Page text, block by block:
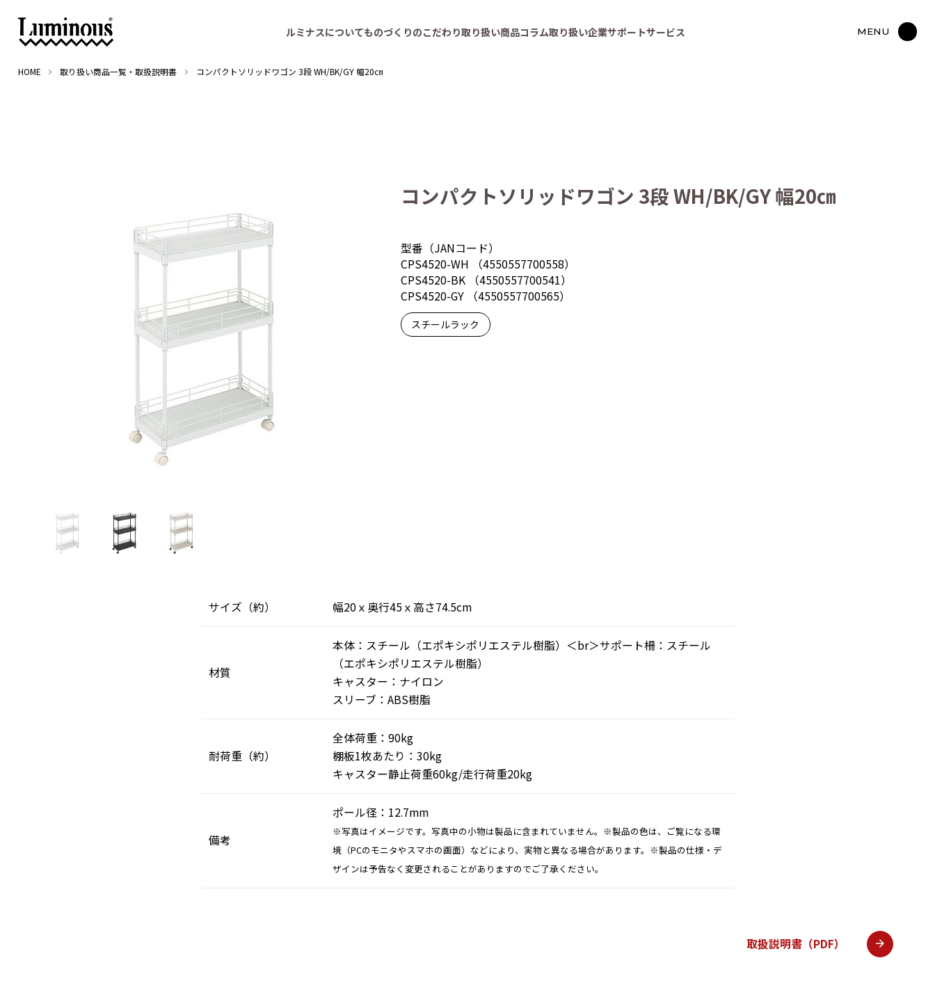
ルミナスについてものづくりのこだわり取り扱い商品コラム取り扱い企業サポートサービス MENU
HOME 取り扱い商品一覧・取扱説明書 コンパクトソリッドワゴン 3段 WH/BK/GY 幅20㎝
コンパクトソリッドワゴン 3段 WH/BK/GY 幅20㎝
型番（JANコード）
CPS4520-WH （4550557700558）
CPS4520-BK （4550557700541）
CPS4520-GY （4550557700565）
スチールラック
サイズ（約） 幅20ｘ奥行45ｘ高さ74.5cm
材質
本体：スチール（エポキシポリエステル樹脂）＜br＞サポート柵：スチール
（エポキシポリエステル樹脂）
キャスター：ナイロン
スリーブ：ABS樹脂
耐荷重（約）
全体荷重：90kg
棚板1枚あたり：30kg
キャスター静止荷重60kg/走行荷重20kg
備考
ポール径：12.7mm
※写真はイメージです。写真中の小物は製品に含まれていません。※製品の色は、ご覧になる環
境（PCのモニタやスマホの画面）などにより、実物と異なる場合があります。※製品の仕様・デ
ザインは予告なく変更されることがありますのでご了承ください。
取扱説明書（PDF）